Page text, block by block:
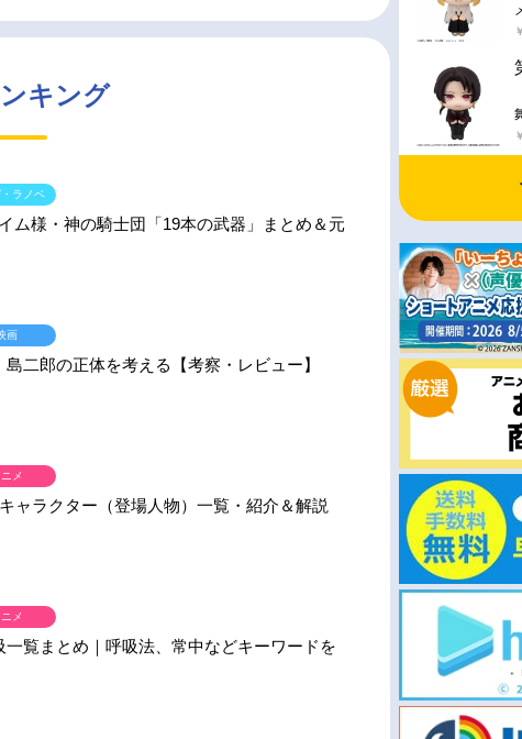
キング
ム様・神の騎士団「19本の武器」まとめ＆元
ラノベ
島二郎の正体を考える【考察・レビュー】
画
ャラクター（登場人物）一覧・紹介＆解説
メ
一覧まとめ｜呼吸法、常中などキーワードを
メ